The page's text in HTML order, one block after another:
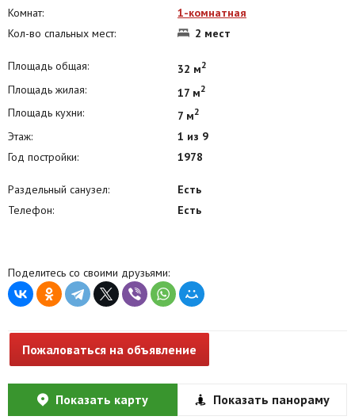
Комнат:
1-комнатная
Кол-во спальных мест:
2 мест
Площадь общая: 32 м2
Площадь жилая: 17 м2
Площадь кухни: 7 м2
Этаж:
1 из 9
Год постройки:
1978
Раздельный санузел:
Есть
Телефон:
Есть
Поделитесь со своими друзьями:
Пожаловаться на объявление
Показать карту Показать панораму